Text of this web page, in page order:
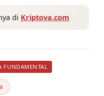
di Kriptova.com
FUNDAMENTAL